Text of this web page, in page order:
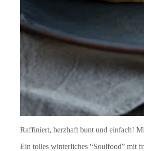
Raffiniert, herzhaft bunt und einfach!
Ein tolles winterliches “Soulfood” mit